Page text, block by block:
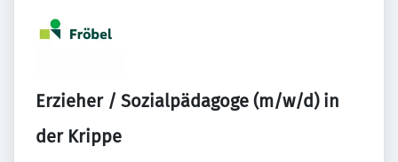
Erzieher / Sozialpädagoge (m/w/d) in
der Krippe